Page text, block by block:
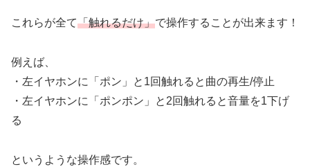
これらが全て「触れるだけ」で操作することが出来ます！
例えば、
・左イヤホンに「ポン」と1回触れると曲の再生/停止
・左イヤホンに「ポンポン」と2回触れると音量を1下げ
る
というような操作感です。